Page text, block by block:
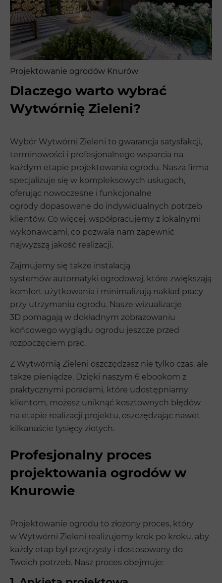
Projektowanie ogrodów Knurów
Dlaczego warto wybrać
Wytwórnię Zieleni?
Wybór Wytwórni Zieleni to gwarancja satysfakcji,
terminowości i profesjonalnego wsparcia na
każdym etapie projektowania ogrodu. Nasza firma
specjalizuje się w kompleksowych usługach,
oferując nowoczesne i funkcjonalne
ogrody dopasowane do indywidualnych potrzeb
klientów. Co więcej, współpracujemy z lokalnymi
wykonawcami, co pozwala nam zapewnić
najwyższą jakość realizacji.
Zajmujemy się także instalacją
systemów automatyki ogrodowej, które zwiększają
komfort użytkowania i minimalizują nakład pracy
przy utrzymaniu ogrodu. Nasze wizualizacje
3D pomagają w dokładnym zobrazowaniu
końcowego wyglądu ogrodu jeszcze przed
rozpoczęciem prac.
Z Wytwórnią Zieleni oszczędzasz nie tylko czas, ale
także pieniądze. Dzięki naszym 6 ebookom z
praktycznymi poradami, które udostępniamy
klientom, możesz uniknąć kosztownych błędów
na etapie realizacji projektu, oszczędzając nawet
kilkanaście tysięcy złotych.
Profesjonalny proces
projektowania ogrodów w
Knurowie
Projektowanie ogrodu to złożony proces, który
w Wytwórni Zieleni realizujemy krok po kroku, aby
każdy etap był przejrzysty i dostosowany do
Twoich potrzeb. Nasz proces obejmuje: